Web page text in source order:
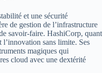
et une sécurité
de gestion de l’infrastructure
savoir-faire. HashiCorp, quant
l’innovation sans limite. Ses
magiques qui
cloud avec une dextérité